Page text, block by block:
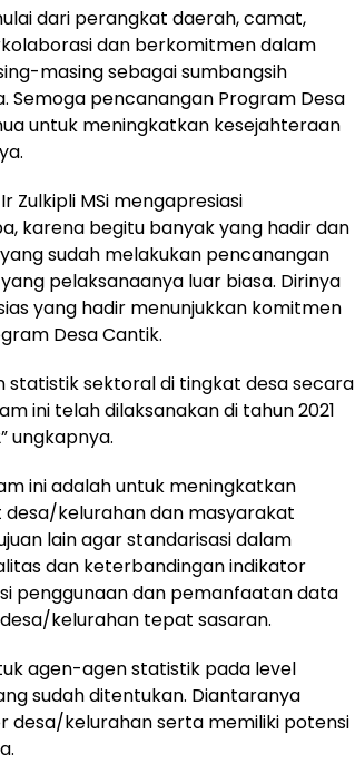
dari perangkat daerah, camat,
dan berkomitmen dalam
masing sebagai sumbangsih
Semoga pencanangan Program Desa
untuk meningkatkan kesejahteraan
Zulkipli MSi mengapresiasi
karena begitu banyak yang hadir dan
sudah melakukan pencanangan
pelaksanaanya luar biasa. Dirinya
yang hadir menunjukkan komitmen
Desa Cantik.
statistik sektoral di tingkat desa secara
ini telah dilaksanakan di tahun 2021
ungkapnya.
ini adalah untuk meningkatkan
kelurahan dan masyarakat
lain agar standarisasi dalam
dan keterbandingan indikator
penggunaan dan pemanfaatan data
kelurahan tepat sasaran.
agen-agen statistik pada level
sudah ditentukan. Diantaranya
kelurahan serta memiliki potensi